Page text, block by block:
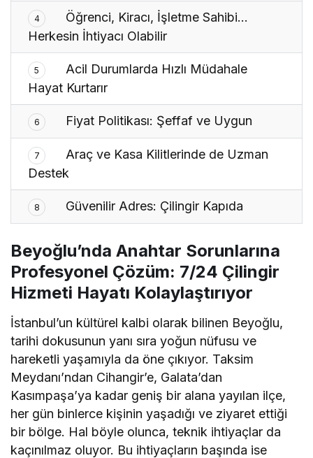
4
Öğrenci, Kiracı, İşletme Sahibi…
Herkesin İhtiyacı Olabilir
5
Acil Durumlarda Hızlı Müdahale
Hayat Kurtarır
6 Fiyat Politikası: Şeffaf ve Uygun
7
Araç ve Kasa Kilitlerinde de Uzman
Destek
8 Güvenilir Adres: Çilingir Kapıda
Beyoğlu’nda Anahtar Sorunlarına
Profesyonel Çözüm: 7/24 Çilingir
Hizmeti Hayatı Kolaylaştırıyor
İstanbul’un kültürel kalbi olarak bilinen Beyoğlu,
tarihi dokusunun yanı sıra yoğun nüfusu ve
hareketli yaşamıyla da öne çıkıyor. Taksim
Meydanı’ndan Cihangir’e, Galata’dan
Kasımpaşa’ya kadar geniş bir alana yayılan ilçe,
her gün binlerce kişinin yaşadığı ve ziyaret ettiği
bir bölge. Hal böyle olunca, teknik ihtiyaçlar da
kaçınılmaz oluyor. Bu ihtiyaçların başında ise